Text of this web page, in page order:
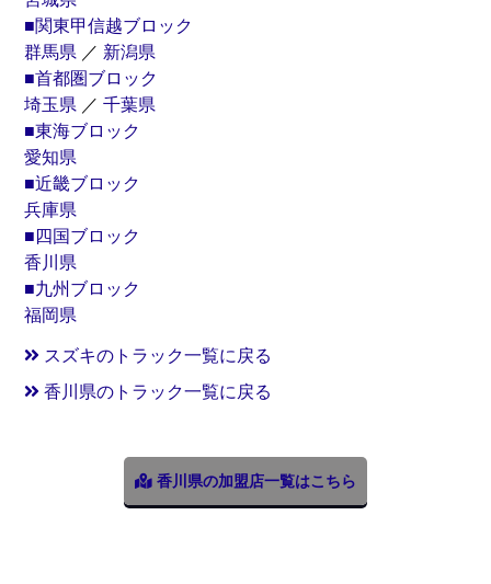
■関東甲信越ブロック
群馬県 ／ 新潟県
■首都圏ブロック
埼玉県 ／ 千葉県
■東海ブロック
愛知県
■近畿ブロック
兵庫県
■四国ブロック
香川県
■九州ブロック
福岡県
スズキのトラック一覧に戻る
香川県のトラック一覧に戻る
香川県の加盟店一覧はこちら